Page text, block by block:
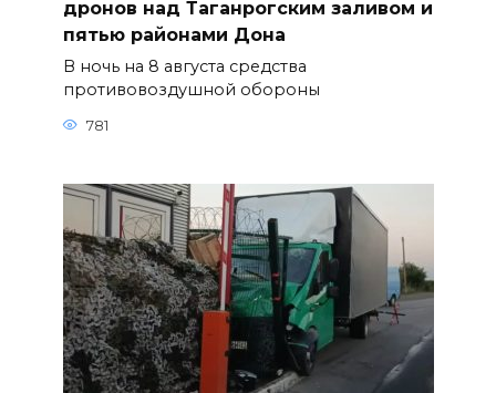
дронов над Таганрогским заливом и
пятью районами Дона
В ночь на 8 августа средства
противовоздушной обороны
781